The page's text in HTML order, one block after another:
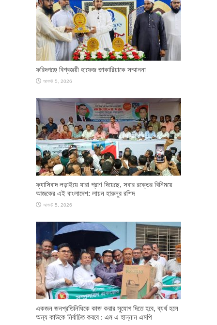
ফরিদগঞ্জে বিশ্বজয়ী হাফেজ জাকারিয়াকে সম্মাননা
আগস্ট 5, 2026
ফ্যাসিবাদ লড়াইয়ে যারা প্রাণ দিয়েছে, সবার রক্তের বিনিময়ে
আজকের এই বাংলাদেশ: লায়ন হারুনুর রশিদ
আগস্ট 5, 2026
একজন জনপ্রতিনিধিকে কাজ করার সুযোগ দিতে হবে, ব্যর্থ হলে
অন্য কাউকে নির্বাচিত করবে : এম এ হান্নান এমপি